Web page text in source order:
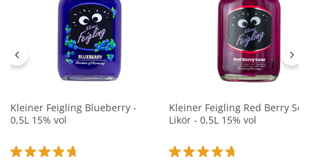
Kleiner Feigling Blueberry -
0,5L 15% vol
Kleiner Feigling Red Berry
Likör - 0,5L 15% vol